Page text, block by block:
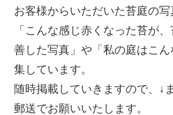
お客様からいただいた苔庭の写
「こんな感じ赤くなった苔が
善した写真」や「私の庭はこ
集しています。
随時掲載していきますので、↓
郵送でお願いいたします。